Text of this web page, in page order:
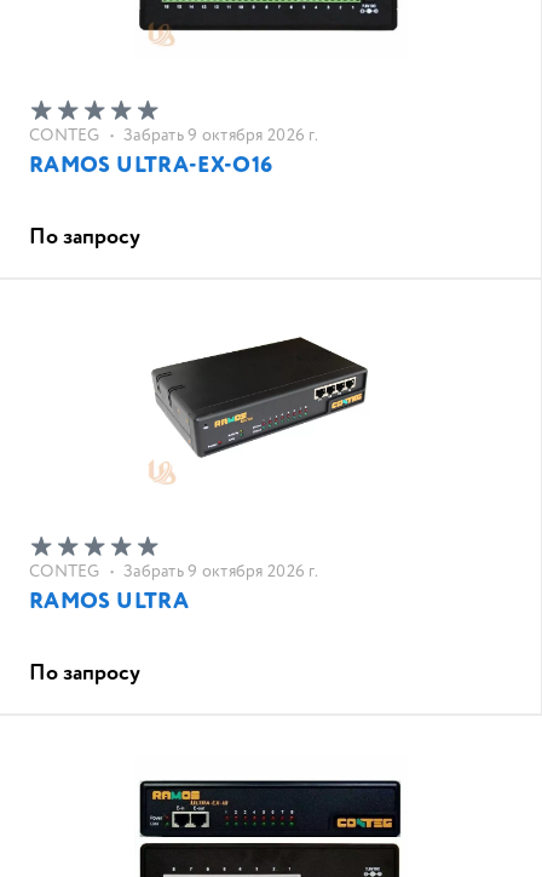
CONTEG • Забрать 9 октября 2026 г.
RAMOS ULTRA-EX-O16
По запросу
CONTEG • Забрать 9 октября 2026 г.
RAMOS ULTRA
По запросу